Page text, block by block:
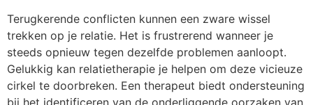
Terugkerende conflicten kunnen een zware wissel
trekken op je relatie. Het is frustrerend wanneer je
steeds opnieuw tegen dezelfde problemen aanloopt.
Gelukkig kan relatietherapie je helpen om deze vicieuze
cirkel te doorbreken. Een therapeut biedt ondersteuning
bij het identificeren van de onderliggende oorzaken van